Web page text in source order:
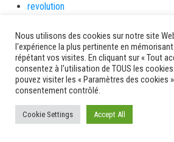
revolution
Rivière-Pilote
Rivière-Salée
rongeurs
rue case toto
Saint-Esprit
Saint-Pierre
Nous utilisons des cookies sur notre site
l'expérience la plus pertinente en
répétant vos visites. En cliquant sur « Tout
consentez à l'utilisation de TOUS les
pouvez visiter les « Paramètres des cookies
consentement contrôlé.
Cookie Settings Accept All